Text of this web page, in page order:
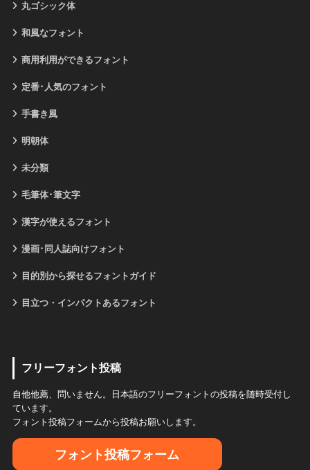
丸ゴシック体
和風なフォント
商用利用ができるフォント
定番･人気のフォント
手書き風
明朝体
未分類
毛筆体･筆文字
漢字が使えるフォント
漫画･同人誌向けフォント
目的別から探せるフォントガイド
目立つ・インパクトあるフォント
フリーフォント投稿
自他他薦、問いません。日本語のフリーフォントの投稿を随時受付し
ています。
フォント投稿フォームから投稿お願いします。
フォント投稿フォーム